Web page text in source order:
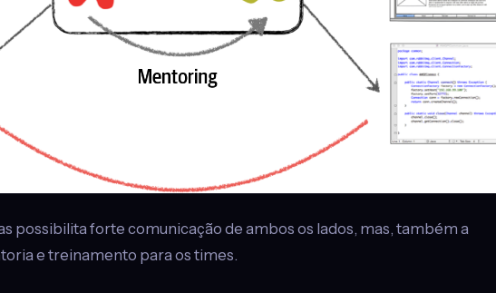
possibilita forte comunicação de ambos os lados, mas, também a
e treinamento para os times.